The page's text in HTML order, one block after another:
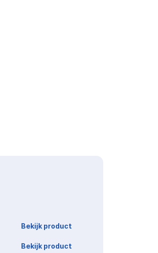
Bekijk product
Bekijk product